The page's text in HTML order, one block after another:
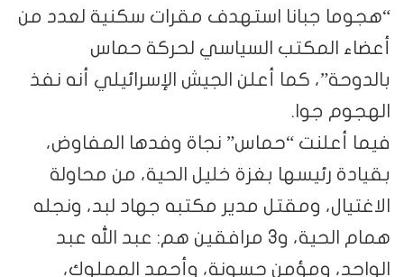
“هجوما جبانا استهدف مقرات سكنية لعدد من
أعضاء المكتب السياسي لحركة حماس
بالدوحة”، كما أعلن الجيش الإسرائيلي أنه نفذ
الهجوم جوا.
فيما أعلنت “حماس” نجاة وفدها المفاوض،
بقيادة رئيسها بغزة خليل الحية، من محاولة
الاغتيال، ومقتل مدير مكتبه جهاد لبد، ونجله
همام الحية، و3 مرافقين هم: عبد الله عبد
الواحد، ومؤمن حسونة، وأحمد المملوك،